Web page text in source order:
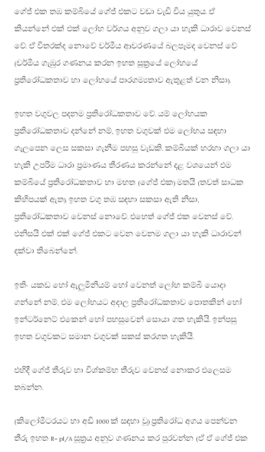
ගේජ් එක තඹ කම්බියේ ගේජ් එකට වඩා වැඩි විය යුතුය. ඒ
කියන්නේ එක් එක් ලෝහ වර්ගය අනුව ගලා යා හැකි ධාරාව වෙනස්
වේ. ඒ විතරක්ද නොවේ චර්මීය ආචරණයේ බලපෑමද වෙනස් වේ
(චර්මීය ගැඹුර ගණනය කරන ඉහත සූත්‍රයේ ලෝහයේ
ප්‍රතිරෝධකතාව හා ලෝහයේ පාරගම්‍යතාව ඇතුළත් වන නිසා).
ඉහත වගුවල පදනම ප්‍රතිරෝධකතාව වේ. යම් ලෝහයක
ප්‍රතිරෝධකතාව දන්නේ නම්, ඉහත වගුවක් එම ලෝහය සඳහා
ගැලපෙන ලෙස සකසා ගැනීම පහසු වැඩකි. කම්බියක් හරහා ගලා යා
හැකි උපරිම ධාරා ප්‍රමාණය තීරණය කරන්නේ දළ වශයෙන් එම
කම්බියේ ප්‍රතිරෝධකතාව හා මහත (ගේජ් එක) මතයි (තවත් සාධක
කිහිපයක් ඇත). ඉහත වගු තඹ සඳහා සකසා ඇති නිසා,
ප්‍රතිරෝධකතාව වෙනස් නොවේ. එහෙත් ගේජ් එක වෙනස් වේ.
එනිසයි එක් එක් ගේජ් එකට වෙන වෙනම ගලා යා හැකි ධාරාවන්
දක්වා තිබෙන්නේ.
ඉතිං යකඩ හෝ ඇලුමිනියම් හෝ වෙනත් ලෝහ කම්බි යොදා
ගන්නේ නම්, එම ලෝහයට අදාල ප්‍රතිරෝධකතාව පොතකින් හෝ
ඉන්ටර්නෙට් එකෙන් හෝ පහසුවෙන් සොයා ගත හැකියි. ඉන්පසු
ඉහත වගුවකට සමාන වගුවක් සකස් කරගත හැකියි.
එහිදී ගේජ් තීරුව හා විශ්කම්භ තීරුව වෙනස් නොකර එලෙසම
තබන්න.
(කිලෝමීටරයට හා අඩි 1000 ක් සඳහා වූ) ප්‍රතිරෝධ අගය පෙන්වන
තීරු ඉහත R= pl/Aසූත්‍රය අනුව ගණනය කර පුරවන්න (ඒ ඒ ගේජ් එක